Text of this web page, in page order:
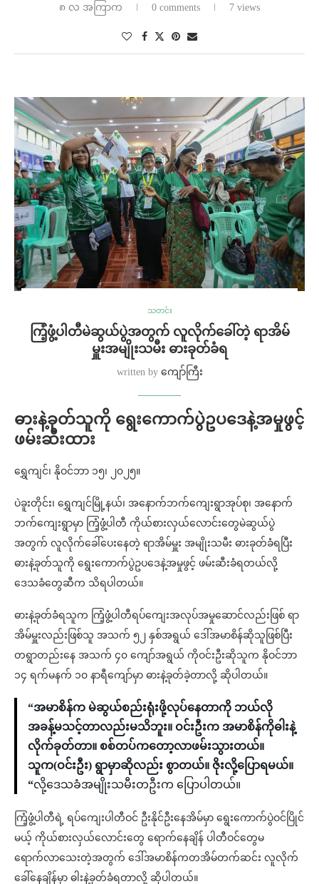
၈ လ အကြာက 0 comments 7 views
သတင်း
ကြံ့ဖွံ့ပါတီမဲဆွယ်ပွဲအတွက် လူလိုက်ခေါ်တဲ့ ရာအိမ်
မှူးအမျိုးသမီး ဓားခုတ်ခံရ
written by ကျော်ကြီး
ဓားနဲ့ခုတ်သူကို ရွေးကောက်ပွဲဥပဒေနဲ့အမှုဖွင့်
ဖမ်းဆီးထား
ရွှေကျင်၊ နိုဝင်ဘာ ၁၅၊ ၂၀၂၅။
ပဲခူးတိုင်း၊ ရွှေကျင်မြို့နယ်၊ အနောက်ဘက်ကျေးရွာအုပ်စု၊ အနောက်
ဘက်ကျေးရွာမှာ ကြံ့ဖွံ့ပါတီ ကိုယ်စားလှယ်လောင်းတွေမဲဆွယ်ပွဲ
အတွက် လူလိုက်ခေါ်ပေးနေတဲ့ ရာအိမ်မှူး အမျိုးသမီး ဓားခုတ်ခံရပြီး
ဓားနဲ့ခုတ်သူကို ရွေးကောက်ပွဲဥပဒေနဲ့အမှုဖွင့် ဖမ်းဆီးခံရတယ်လို့
ဒေသခံတွေဆီက သိရပါတယ်။
ဓားနဲ့ခုတ်ခံရသူက ကြံ့ဖွံ့ပါတီရပ်ကျေးအလုပ်အမှုဆောင်လည်းဖြစ် ရာ
အိမ်မှူးလည်းဖြစ်သူ အသက် ၅၂ နှစ်အရွယ် ဒေါ်အမာစိန်ဆိုသူဖြစ်ပြီး
တရွာတည်းနေ အသက် ၄၀ ကျော်အရွယ် ကိုဝင်းဦးဆိုသူက နိုဝင်ဘာ
၁၄ ရက်မနက် ၁၀ နာရီကျော်မှာ ဓားနဲ့ခုတ်ခဲ့တာလို့ ဆိုပါတယ်။
“အမာစိန်က မဲဆွယ်စည်းရုံးဖို့လုပ်နေတာကို ဘယ်လို
အခန့်မသင့်တာလည်းမသိဘူး။ ဝင်းဦးက အမာစိန်ကိုဓါးနဲ့
လိုက်ခုတ်တာ။ စစ်တပ်ကတော့လာဖမ်းသွားတယ်။
သူက(ဝင်းဦး) ရွာမှာဆိုလည်း စွာတယ်။ ဇိုးလို့ပြောရမယ်။
“လို့ဒေသခံအမျိုးသမီးတဦးက ပြောပါတယ်။
ကြံ့ဖွံ့ပါတီရဲ့ ရပ်ကျေးပါတီဝင် ဦးနိုင်ဦးနေအိမ်မှာ ရွေးကောက်ပွဲဝင်ပြိုင်
မယ့် ကိုယ်စားလှယ်လောင်းတွေ ရောက်နေချိန် ပါတီဝင်တွေမ
ရောက်လာသေးတဲ့အတွက် ဒေါ်အမာစိန်ကတအိမ်တက်ဆင်း လူလိုက်
ခေါ်နေချိန်မှာ ဓါးနဲ့ခုတ်ခံရတာလို့ ဆိုပါတယ်။